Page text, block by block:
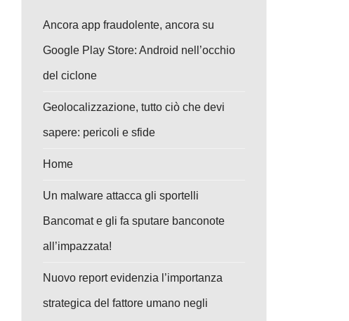
Ancora app fraudolente, ancora su
Google Play Store: Android nell’occhio
del ciclone
Geolocalizzazione, tutto ciò che devi
sapere: pericoli e sfide
Home
Un malware attacca gli sportelli
Bancomat e gli fa sputare banconote
all’impazzata!
Nuovo report evidenzia l’importanza
strategica del fattore umano negli